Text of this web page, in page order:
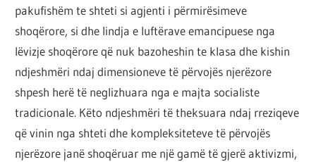
pakufishëm te shteti si agjenti i përmirësimeve
shoqërore, si dhe lindja e luftërave emancipuese nga
lëvizje shoqërore që nuk bazoheshin te klasa dhe kishin
ndjeshmëri ndaj dimensioneve të përvojës njerëzore
shpesh herë të neglizhuara nga e majta socialiste
tradicionale. Këto ndjeshmëri të theksuara ndaj rreziqeve
që vinin nga shteti dhe kompleksiteteve të përvojës
njerëzore janë shoqëruar me një gamë të gjerë aktivizmi,